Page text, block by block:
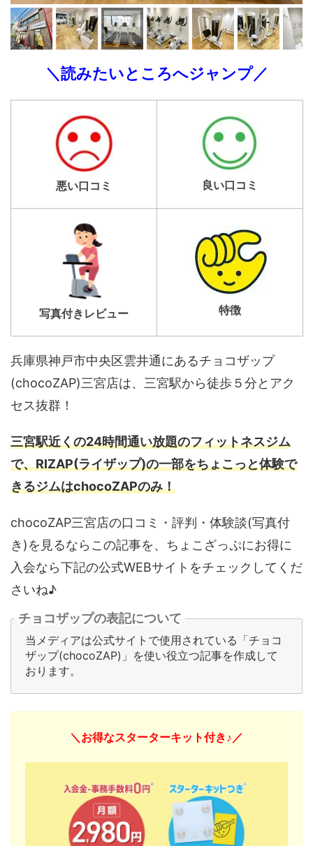
＼読みたいところへジャンプ／
悪い口コミ 良い口コミ
写真付きレビュー 特徴
兵庫県神戸市中央区雲井通にあるチョコザップ
(chocoZAP)三宮店は、三宮駅から徒歩５分とアク
セス抜群！
三宮駅近くの24時間通い放題のフィットネスジム
で、RIZAP(ライザップ)の一部をちょこっと体験で
きるジムはchocoZAPのみ！
chocoZAP三宮店の口コミ・評判・体験談(写真付
き)を見るならこの記事を、ちょこざっぷにお得に
入会なら下記の公式WEBサイトをチェックしてくだ
さいね♪
チョコザップの表記について
当メディアは公式サイトで使用されている「チョコ
ザップ(chocoZAP)」を使い役立つ記事を作成して
おります。
＼お得なスターターキット付き♪／